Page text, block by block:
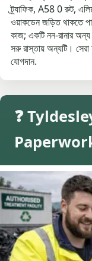
ট্র্যাফিক, A58 0 রুট,
ওয়াকডেন জড়িত থাকতে
কাজ; একটি নন-রানার অন্য
সরু রাস্তায় অন্যটি।
যোগদান.
❓